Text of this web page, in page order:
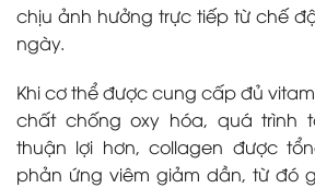
chịu ảnh hưởng trực tiếp từ chế
ngày.
Khi cơ thể được cung cấp đủ
chất chống oxy hóa, quá trình
thuận lợi hơn, collagen được
phản ứng viêm giảm dần, từ đó